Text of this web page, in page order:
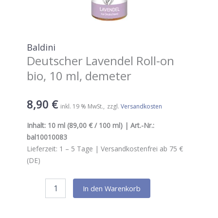
Baldini
Deutscher Lavendel Roll-on
bio, 10 ml, demeter
8,90 € inkl. 19 % MwSt. zzgl. Versandkosten
Inhalt: 10 ml (89,00 € / 100 ml) | Art.-Nr.:
bal10010083
Lieferzeit: 1 – 5 Tage | Versandkostenfrei ab 75 €
(DE)
Deutscher
In den Warenkorb